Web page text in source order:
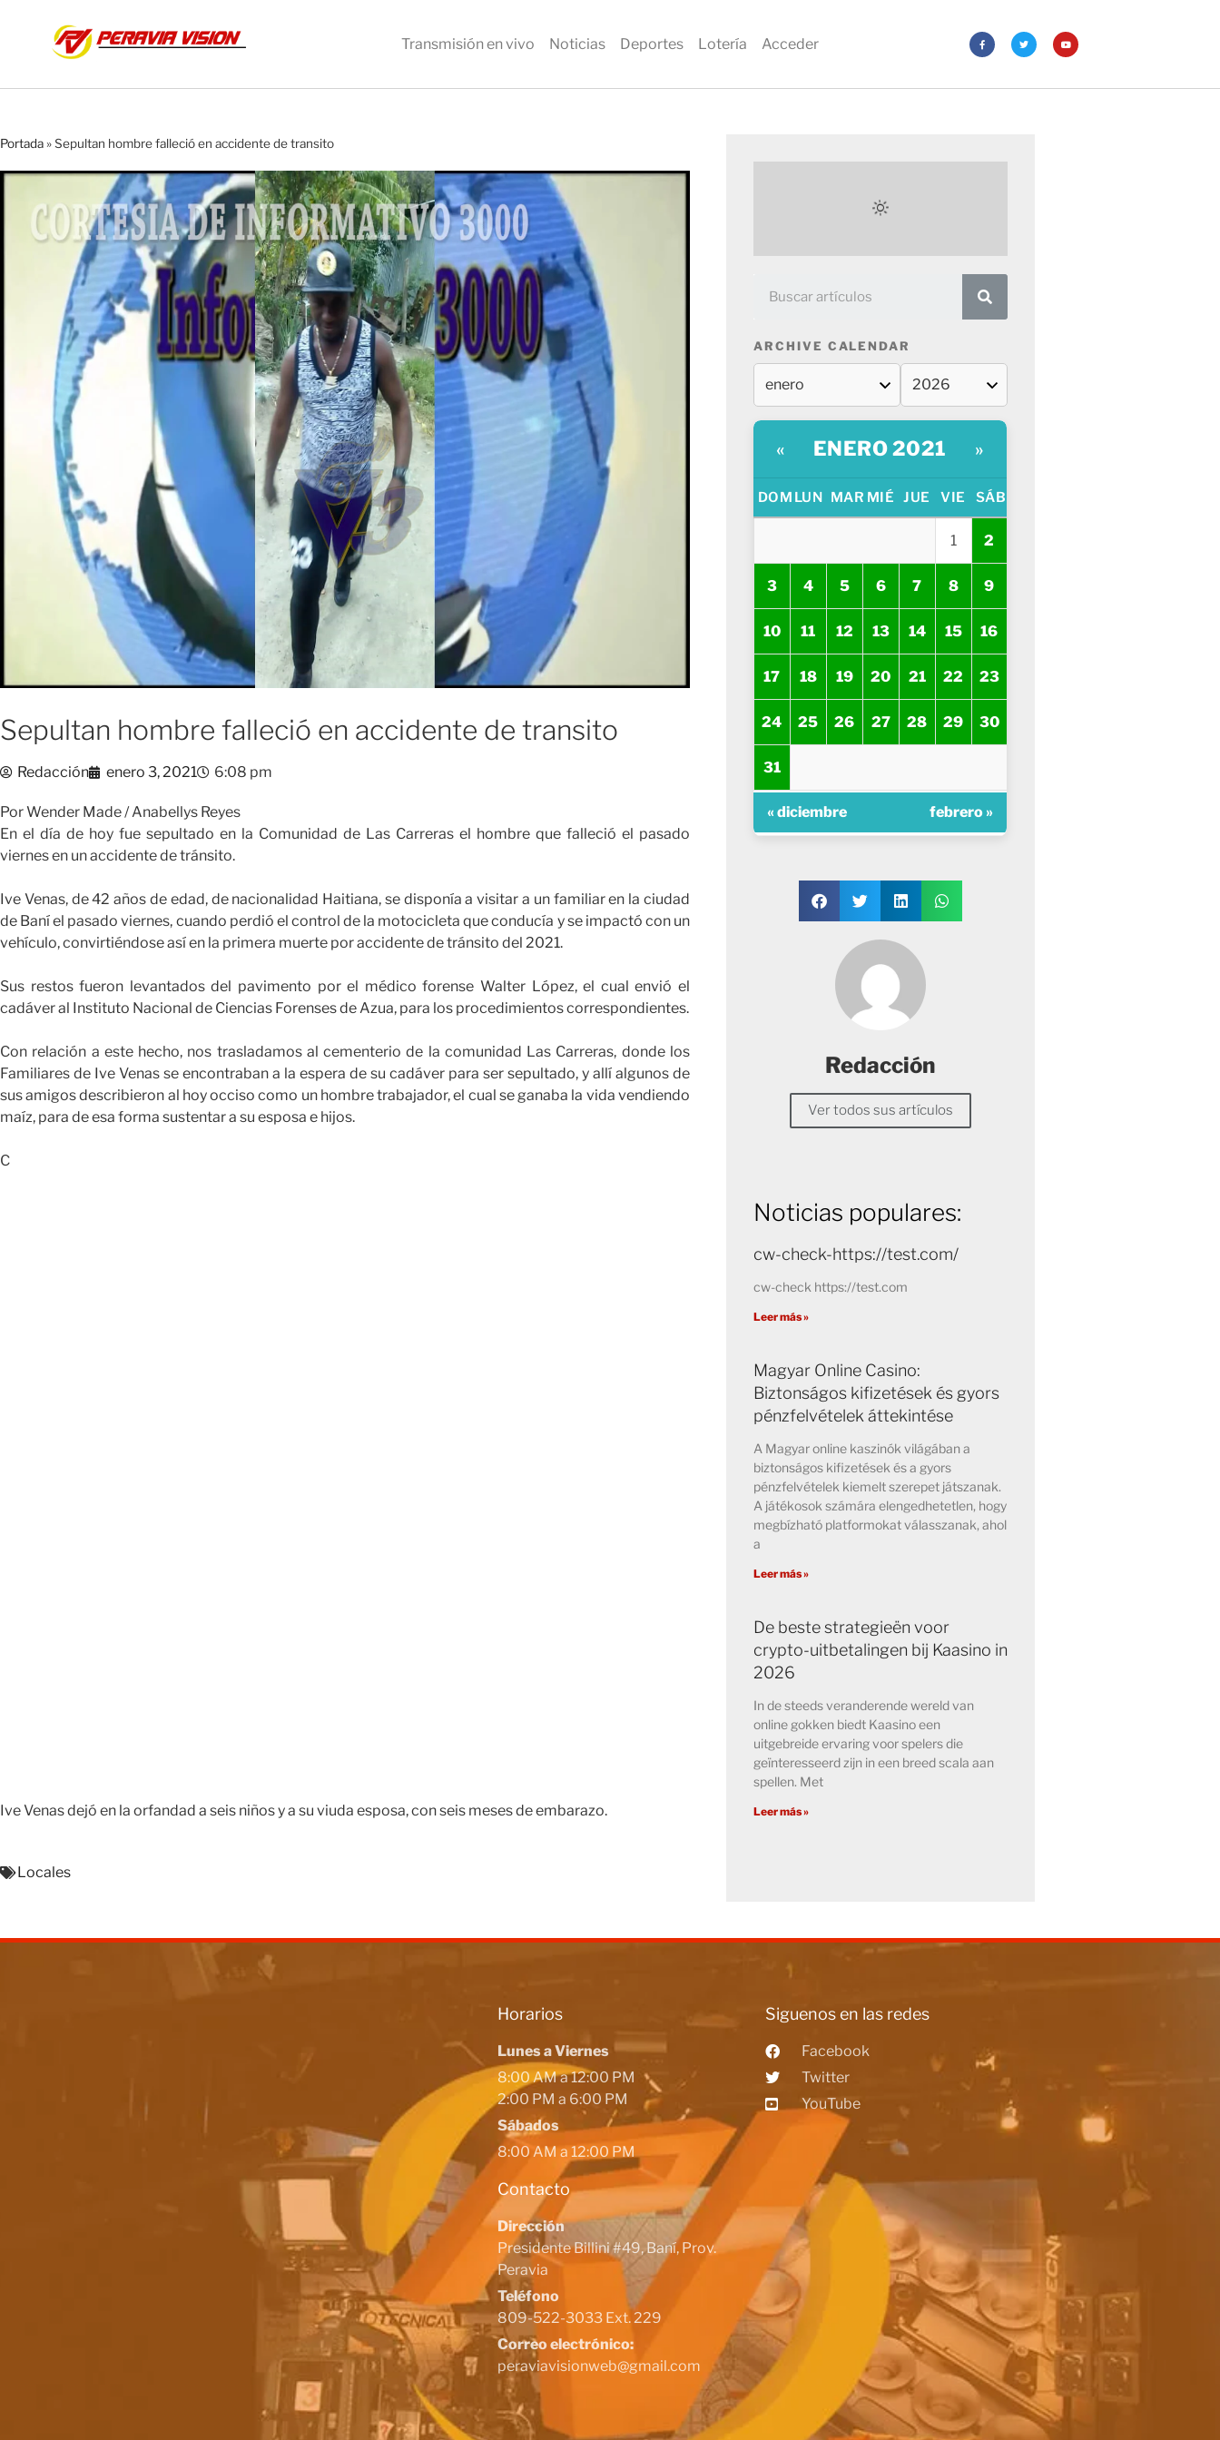
Transmisión en vivo Noticias Deportes Lotería Acceder
Portada»Sepultan hombre falleció en accidente de transito
Sepultan hombre falleció en accidente de transito
Redacción enero 3, 2021 6:08 pm
Por Wender Made / Anabellys Reyes
En el día de hoy fue sepultado en la Comunidad de Las Carreras el hombre que falleció el pasado
viernes en un accidente de tránsito.
Ive Venas, de 42 años de edad, de nacionalidad Haitiana, se disponía a visitar a un familiar en la ciudad
de Baní el pasado viernes, cuando perdió el control de la motocicleta que conducía y se impactó con un
vehículo, convirtiéndose así en la primera muerte por accidente de tránsito del 2021.
Sus restos fueron levantados del pavimento por el médico forense Walter López, el cual envió el
cadáver al Instituto Nacional de Ciencias Forenses de Azua, para los procedimientos correspondientes.
Con relación a este hecho, nos trasladamos al cementerio de la comunidad Las Carreras, donde los
Familiares de Ive Venas se encontraban a la espera de su cadáver para ser sepultado, y allí algunos de
sus amigos describieron al hoy occiso como un hombre trabajador, el cual se ganaba la vida vendiendo
maíz, para de esa forma sustentar a su esposa e hijos.
C
Ive Venas dejó en la orfandad a seis niños y a su viuda esposa, con seis meses de embarazo.
Locales
ARCHIVE CALENDAR
« ENERO 2021 »
DOM LUN MAR MIÉ JUE VIE SÁB
1 2
3 4 5 6 7 8 9
10 11 12 13 14 15 16
17 18 19 20 21 22 23
24 25 26 27 28 29 30
31
« diciembre febrero »
Redacción
Ver todos sus artículos
Noticias populares:
cw-check-https://test.com/
cw-check https://test.com
Leer más »
Magyar Online Casino:
Biztonságos kifizetések és gyors
pénzfelvételek áttekintése
A Magyar online kaszinók világában a
biztonságos kifizetések és a gyors
pénzfelvételek kiemelt szerepet játszanak.
A játékosok számára elengedhetetlen, hogy
megbízható platformokat válasszanak, ahol
a
Leer más »
De beste strategieën voor
crypto-uitbetalingen bij Kaasino in
2026
In de steeds veranderende wereld van
online gokken biedt Kaasino een
uitgebreide ervaring voor spelers die
geïnteresseerd zijn in een breed scala aan
spellen. Met
Leer más »
Horarios
Lunes a Viernes
8:00 AM a 12:00 PM
2:00 PM a 6:00 PM
Sábados
8:00 AM a 12:00 PM
Contacto
Dirección
Presidente Billini #49, Baní, Prov.
Peravia
Teléfono
809-522-3033 Ext. 229
Correo electrónico:
peraviavisionweb@gmail.com
Siguenos en las redes
Facebook
Twitter
YouTube